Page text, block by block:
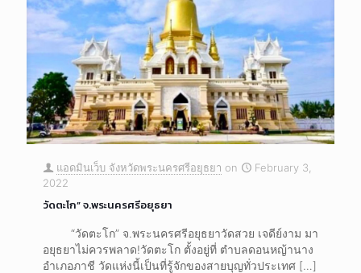
แอดมินเว็บ จังหวัดพระนครศรีอยุธยา on
February 3,
2022
วัดตะโก” จ.พระนครศรีอยุธยา
“วัดตะโก” จ.พระนครศรีอยุธยาวัดสวย เจดีย์งาม มา
อยุธยาไม่ควรพลาด!วัดตะโก ตั้งอยู่ที่ ตำบลดอนหญ้านาง
อำเภอภาชี วัดแห่งนี้เป็นที่รู้จักของสายบุญทั่วประเทศ […]